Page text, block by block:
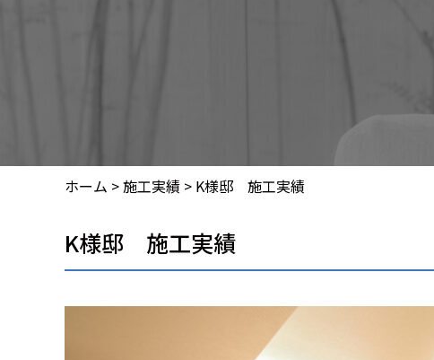
ホーム >施工実績 > K様邸 施工実績
K様邸 施工実績